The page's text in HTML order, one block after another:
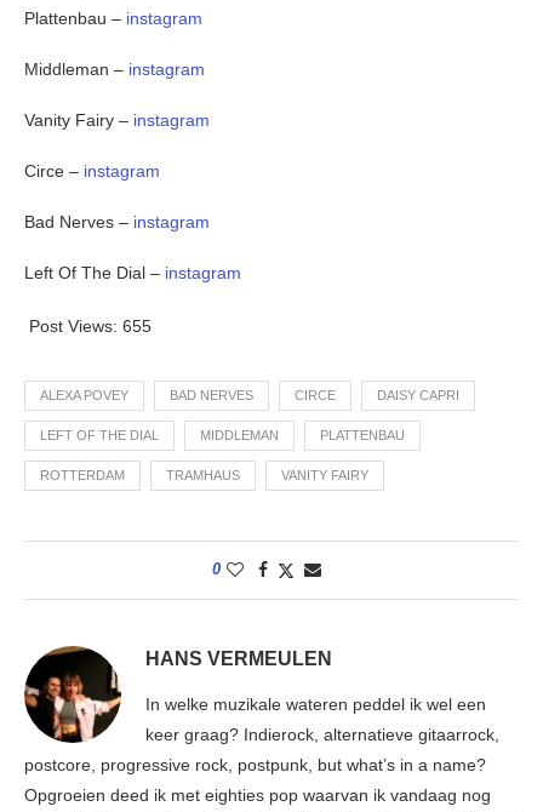
Plattenbau – instagram
Middleman – instagram
Vanity Fairy – instagram
Circe – instagram
Bad Nerves – instagram
Left Of The Dial – instagram
Post Views: 655
ALEXA POVEY BAD NERVES CIRCE DAISY CAPRI
LEFT OF THE DIAL MIDDLEMAN PLATTENBAU
ROTTERDAM TRAMHAUS VANITY FAIRY
0
HANS VERMEULEN
In welke muzikale wateren peddel ik wel een
keer graag? Indierock, alternatieve gitaarrock,
postcore, progressive rock, postpunk, but what’s in a name?
Opgroeien deed ik met eighties pop waarvan ik vandaag nog